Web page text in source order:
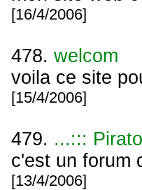
[16/4/2006]
478. welcom
voila ce site
[15/4/2006]
479. ...:::
c'est un forum
[13/4/2006]